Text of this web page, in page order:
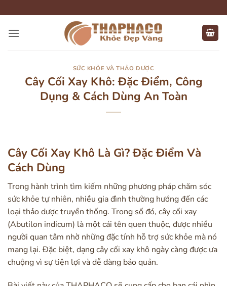
qua
nội
SỨC KHỎE VÀ THẢO DƯỢC
Cây Cối Xay Khô: Đặc Điểm, Công
Dụng & Cách Dùng An Toàn
Cây Cối Xay Khô Là Gì? Đặc Điểm Và
Cách Dùng
Trong hành trình tìm kiếm những phương pháp chăm sóc
sức khỏe tự nhiên, nhiều gia đình thường hướng đến các
loại thảo dược truyền thống. Trong số đó, cây cối xay
(Abutilon indicum) là một cái tên quen thuộc, được nhiều
người quan tâm nhờ những đặc tính hỗ trợ sức khỏe mà nó
mang lại. Đặc biệt, dạng cây cối xay khô ngày càng được ưa
chuộng vì sự tiện lợi và dễ dàng bảo quản.